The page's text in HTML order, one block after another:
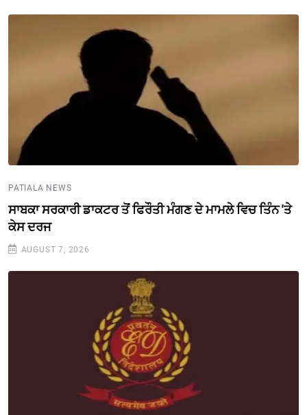
PATIALA NEWS
ਸਾਬਕਾ ਸਰਕਾਰੀ ਡਾਕਟਰ ਤੋਂ ਫਿਰੌਤੀ ਮੰਗਣ ਦੇ ਮਾਮਲੇ ਵਿਚ ਤਿੰਨ 'ਤੇ
ਕੇਸ ਦਰਜ
AUGUST 7, 2026